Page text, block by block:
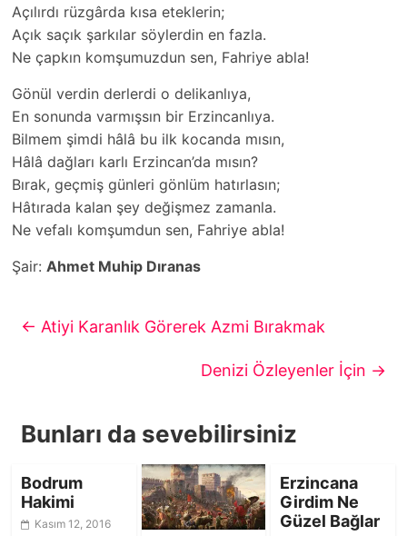
Açılırdı rüzgârda kısa eteklerin;
Açık saçık şarkılar söylerdin en fazla.
Ne çapkın komşumuzdun sen, Fahriye abla!
Gönül verdin derlerdi o delikanlıya,
En sonunda varmışsın bir Erzincanlıya.
Bilmem şimdi hâlâ bu ilk kocanda mısın,
Hâlâ dağları karlı Erzincan’da mısın?
Bırak, geçmiş günleri gönlüm hatırlasın;
Hâtırada kalan şey değişmez zamanla.
Ne vefalı komşumdun sen, Fahriye abla!
Şair:Ahmet Muhip Dıranas
← Atiyi Karanlık Görerek Azmi Bırakmak
Denizi Özleyenler İçin →
Bunları da sevebilirsiniz
Bodrum
Hakimi
Kasım 12, 2016
Erzincana
Girdim Ne
Güzel Bağlar